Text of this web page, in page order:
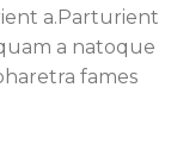
a.Parturient
a natoque
fames